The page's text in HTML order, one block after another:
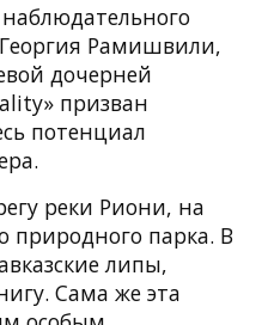
Георгия Рамишвили,
дочерней
призван
потенциал
реки Риони, на
природного парка. В
липы,
Сама же эта